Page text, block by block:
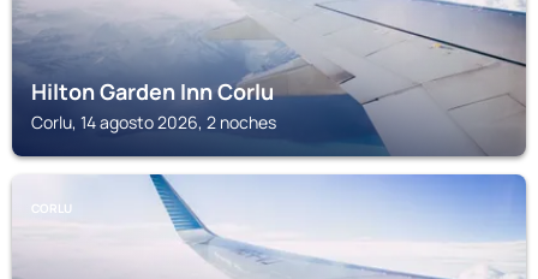
Hilton Garden Inn Corlu
Corlu, 14 agosto 2026, 2 noches
CORLU